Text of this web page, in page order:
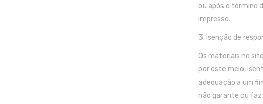
ou após o término
impresso.
3. Isenção de
Os materiais no
por este meio,
adequação a um
não garante ou faz